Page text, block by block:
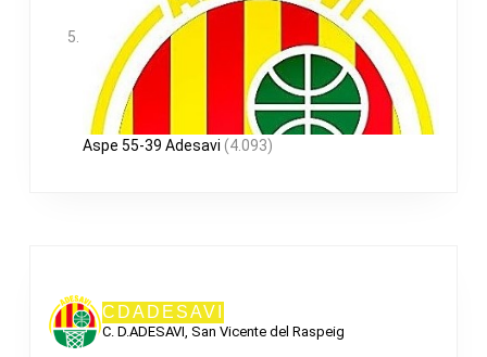
Aspe 55-39 Adesavi (4.093)
CDADESAVI
C. D.ADESAVI, San Vicente del Raspeig